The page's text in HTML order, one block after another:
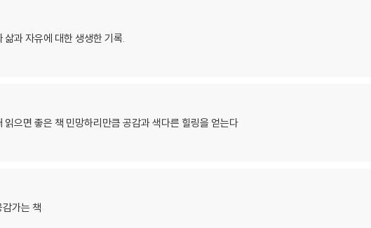
과 자유에 대한 생생한 기록.
읽으면 좋은 책 민망하리만큼 공감과 색다른 힐링을 얻는다
가는 책